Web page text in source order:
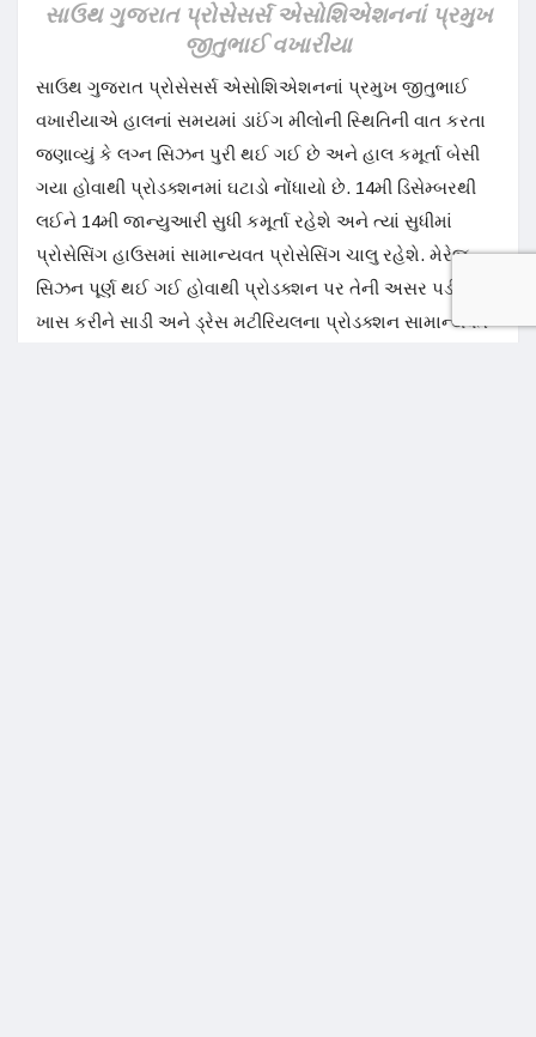
સાઉથ ગુજરાત પ્રોસેસર્સ એસોશિએશનનાં પ્રમુખ
જીતુભાઈ વખારીયા
સાઉથ ગુજરાત પ્રોસેસર્સ એસોશિએશનનાં પ્રમુખ જીતુભાઈ
વખારીયાએ હાલનાં સમયમાં ડાઈંગ મીલોની સ્થિતિની વાત કરતા
જણાવ્યું કે લગ્ન સિઝન પુરી થઈ ગઈ છે અને હાલ કમૂર્તા બેસી
ગયા હોવાથી પ્રોડક્શનમાં ઘટાડો નોંધાયો છે. 14મી ડિસેમ્બરથી
લઈને 14મી જાન્યુઆરી સુધી કમૂર્તા રહેશે અને ત્યાં સુધીમાં
પ્રોસેસિંગ હાઉસમાં સામાન્યવત પ્રોસેસિંગ ચાલુ રહેશે. મેરેજ
સિઝન પૂર્ણ થઈ ગઈ હોવાથી પ્રોડક્શન પર તેની અસર પડી છે.
ખાસ કરીને સાડી અને ડ્રેસ મટીરિયલના પ્રોડક્શન સામાન્યવત